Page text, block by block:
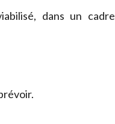
dans un cadre